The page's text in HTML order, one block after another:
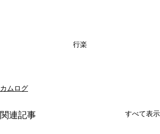
行楽
カムログ
関連記事 すべて表示